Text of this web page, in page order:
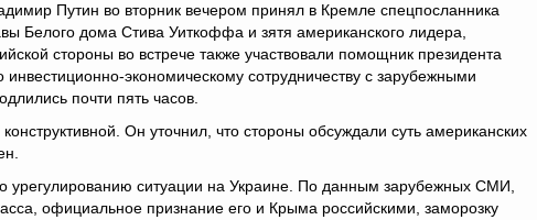
Путин во вторник вечером принял в Кремле спецпосланника
Белого дома Стива Уиткоффа и зятя американского лидера,
стороны во встрече также участвовали помощник президента
экономическому сотрудничеству с зарубежными
почти пять часов.
Он уточнил, что стороны обсуждали суть американских
ситуации на Украине. По данным зарубежных СМИ,
официальное признание его и Крыма российскими, заморозку